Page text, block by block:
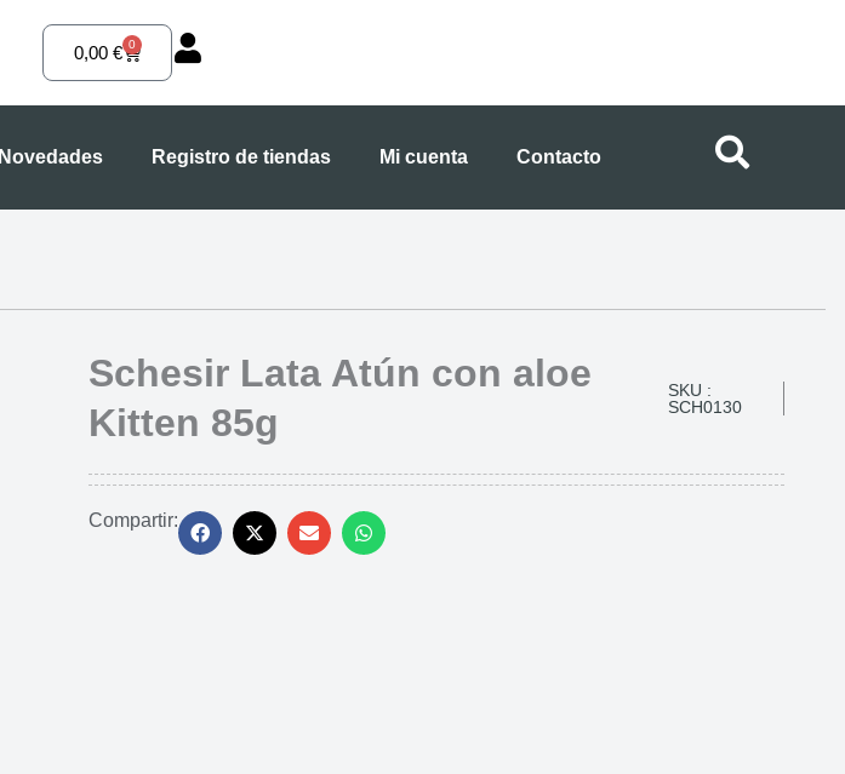
0,00 € 0
Carrito
Novedades Registro de tiendas Mi cuenta Contacto
Schesir Lata Atún con aloe
Kitten 85g
SKU :
SCH0130
Compartir: